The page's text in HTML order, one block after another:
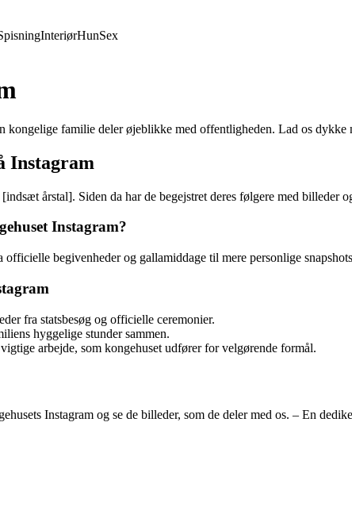
InteriørHunSex
kongelige familie deler øjeblikke med offentligheden. Lad os dykke
Instagram
årstal]. Siden da har de begejstret deres følgere med billeder
Instagram?
officielle begivenheder og gallamiddage til mere personlige
fra statsbesøg og officielle ceremonier.
hyggelige stunder sammen.
arbejde, som kongehuset udfører for velgørende formål.
Instagram og se de billeder, som de deler med os. – En